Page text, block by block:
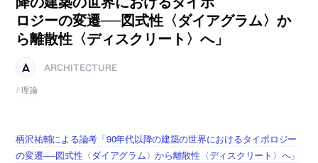
ロジーの変遷──図式性〈ダイアグラム〉か
ら離散性〈ディスクリート〉へ」
ARCHITECTURE
理論
柄沢祐輔による論考「90年代以降の建築の世界におけるタイポロジー
の変遷──図式性〈ダイアグラム〉から離散性〈ディスクリート〉へ」